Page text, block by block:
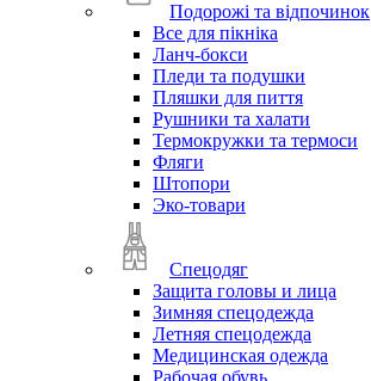
Подорожі та відпочинок
Все для пікніка
Ланч-бокси
Пледи та подушки
Пляшки для пиття
Рушники та халати
Термокружки та термоси
Фляги
Штопори
Эко-товари
Спецодяг
Защита головы и лица
Зимняя спецодежда
Летняя спецодежда
Медицинская одежда
Рабочая обувь